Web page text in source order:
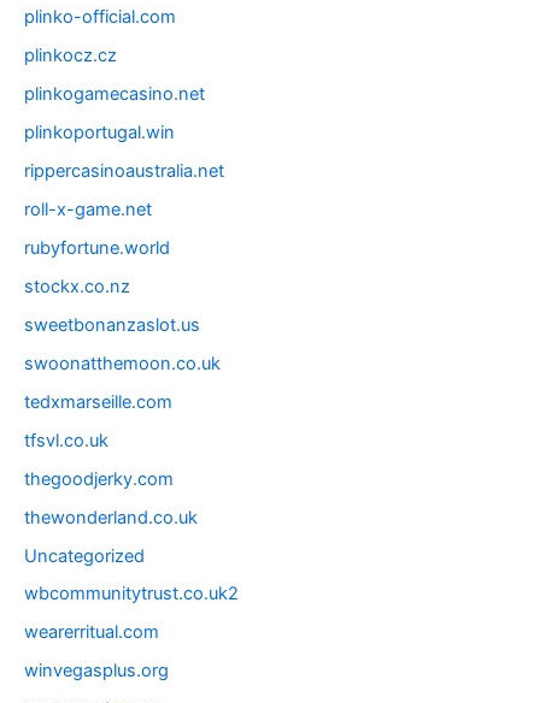
plinko-official.com
plinkocz.cz
plinkogamecasino.net
plinkoportugal.win
rippercasinoaustralia.net
roll-x-game.net
rubyfortune.world
stockx.co.nz
sweetbonanzaslot.us
swoonatthemoon.co.uk
tedxmarseille.com
tfsvl.co.uk
thegoodjerky.com
thewonderland.co.uk
Uncategorized
wbcommunitytrust.co.uk2
wearerritual.com
winvegasplus.org